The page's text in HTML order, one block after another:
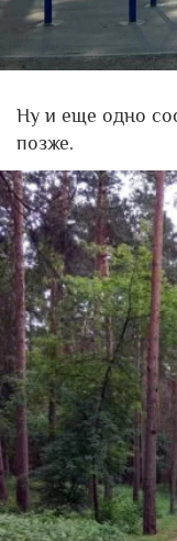
Ну и еще одно
позже.